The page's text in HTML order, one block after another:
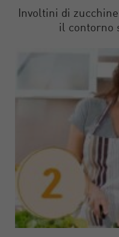
Involtini di
il contorno